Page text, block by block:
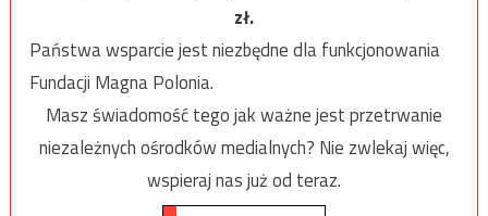
zł.
Państwa wsparcie jest niezbędne dla funkcjonowania
Fundacji Magna Polonia.
Masz świadomość tego jak ważne jest przetrwanie
niezależnych ośrodków medialnych? Nie zwlekaj więc,
wspieraj nas już od teraz.